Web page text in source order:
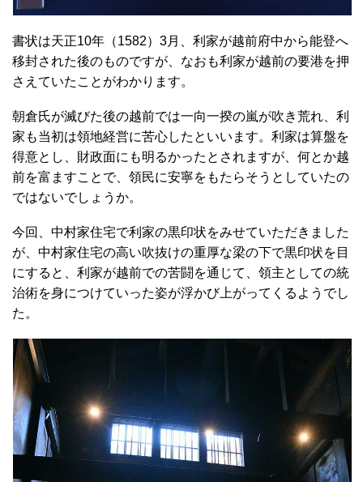
書状は天正10年（1582）3月、利家が越前府中から能登へ
移封された後のものですが、なおも利家が越前の要港を押
さえていたことがわかります。
朝倉氏が滅びた後の越前では一向一揆の嵐が吹き荒れ、利
家も当初は領地経営に苦心したといいます。利家は算盤を
得意とし、財政面にも明るかったとされますが、何とか越
前を富ますことで、領民に安寧をもたらそうとしていたの
ではないでしょうか。
今回、中村家住宅で利家の黒印状をみせていただきました
が、中村家住宅の高い吹抜けの重厚な梁の下で黒印状を目
にすると、利家が越前での苦闘を通じて、領主としての統
治術を身につけていった姿が浮かび上がってくるようでし
た。